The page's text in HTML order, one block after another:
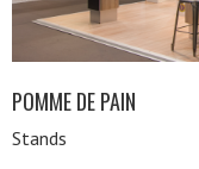
POMME DE PAIN
Stands